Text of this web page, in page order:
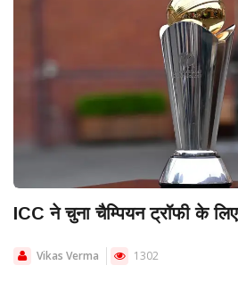
ICC ने चुना चैम्पियन ट्रॉफी के
Vikas Verma 1302